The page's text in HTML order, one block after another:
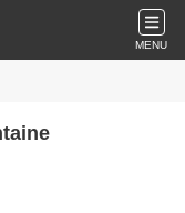
MENU